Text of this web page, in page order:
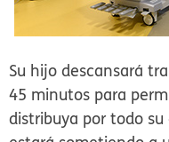
Su hijo descansará
45 minutos para
distribuya por todo